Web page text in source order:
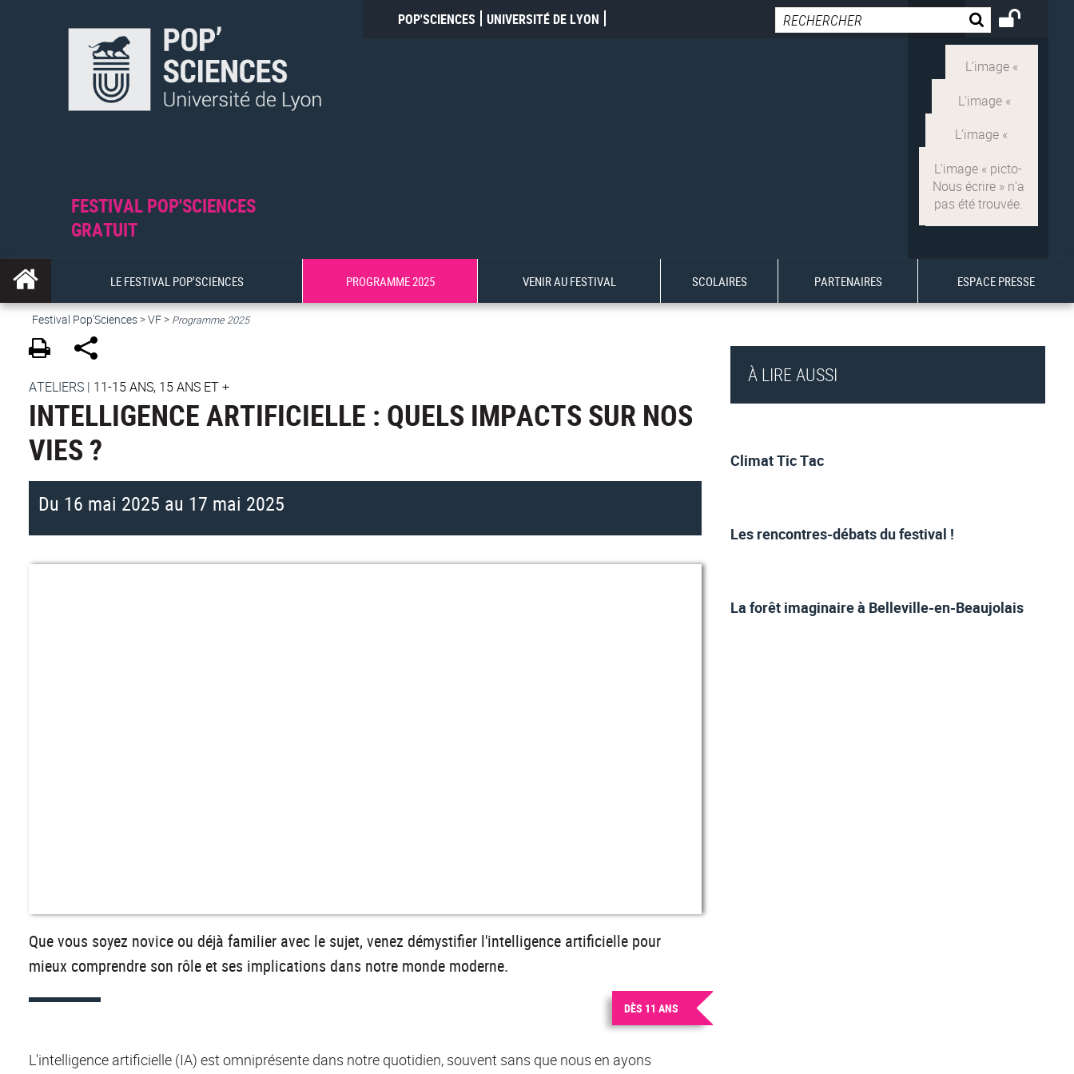
FESTIVAL POP'SCIENCES
GRATUIT
POP'SCIENCES UNIVERSITÉ DE LYON
LE FESTIVAL POP'SCIENCES PROGRAMME 2025 VENIR AU FESTIVAL SCOLAIRES PARTENAIRES ESPACE PRESSE
Festival Pop'Sciences>VF> Programme 2025
ATELIERS | 11-15 ANS, 15 ANS ET +
INTELLIGENCE ARTIFICIELLE : QUELS IMPACTS SUR NOS
VIES ?
Du 16 mai 2025 au 17 mai 2025
Que vous soyez novice ou déjà familier avec le sujet, venez démystifier l'intelligence artificielle pour
mieux comprendre son rôle et ses implications dans notre monde moderne.
DÈS 11 ANS
L'intelligence artificielle (IA) est omniprésente dans notre quotidien, souvent sans que nous en ayons
À LIRE AUSSI
Climat Tic Tac
Les rencontres-débats du festival !
La forêt imaginaire à Belleville-en-Beaujolais